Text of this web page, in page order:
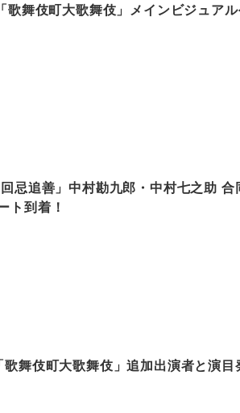
舞伎町大歌舞伎」メインビジュア
忌追善」中村勘九郎・中村七之助 合
ト到着！
舞伎町大歌舞伎」追加出演者と演目